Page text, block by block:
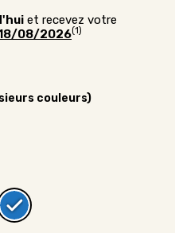
et recevez votre
08/2026(1)
couleurs)